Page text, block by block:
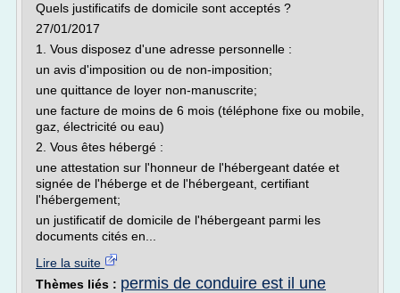
Quels justificatifs de domicile sont acceptés ?
27/01/2017
1. Vous disposez d'une adresse personnelle :
un avis d'imposition ou de non-imposition;
une quittance de loyer non-manuscrite;
une facture de moins de 6 mois (téléphone fixe ou mobile,
gaz, électricité ou eau)
2. Vous êtes hébergé :
une attestation sur l'honneur de l'hébergeant datée et
signée de l'héberge et de l'hébergeant, certifiant
l'hébergement;
un justificatif de domicile de l'hébergeant parmi les
documents cités en...
Lire la suite
Thèmes liés : permis de conduire est il une